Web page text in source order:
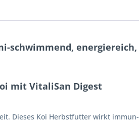
schwimmend, energiereich,
mit VitaliSan Digest
Dieses Koi Herbstfutter wirkt immun-